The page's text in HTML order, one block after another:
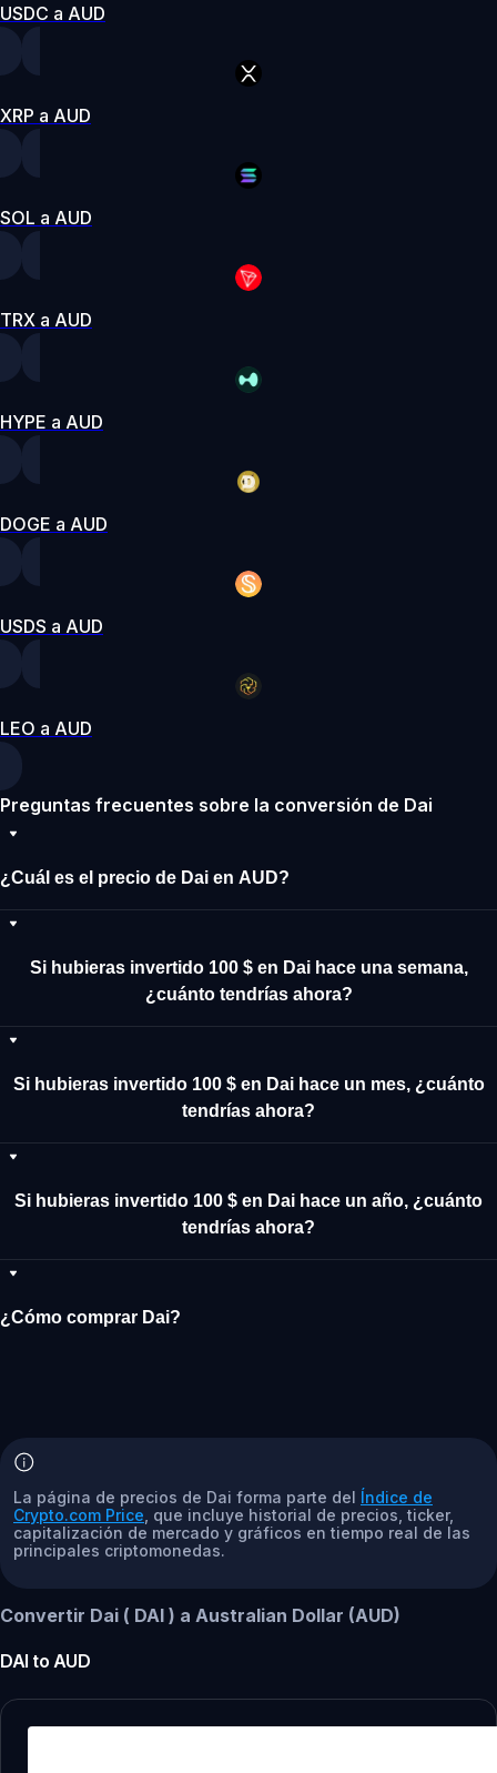
USDC a AUD
XRP a AUD
SOL a AUD
TRX a AUD
HYPE a AUD
DOGE a AUD
USDS a AUD
LEO a AUD
Preguntas frecuentes sobre la conversión de Dai
¿Cuál es el precio de Dai en AUD?
Si hubieras invertido 100 $ en Dai hace una semana,
¿cuánto tendrías ahora?
Si hubieras invertido 100 $ en Dai hace un mes, ¿cuánto
tendrías ahora?
Si hubieras invertido 100 $ en Dai hace un año, ¿cuánto
tendrías ahora?
¿Cómo comprar Dai?
La página de precios de Dai forma parte del Índice de
Crypto.com Price , que incluye historial de precios, ticker,
capitalización de mercado y gráficos en tiempo real de las
principales criptomonedas.
Convertir Dai ( DAI ) a Australian Dollar (AUD)
DAI to AUD